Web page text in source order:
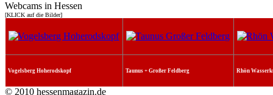
Webcams in Hessen
[KLICK auf die Bilder]
Vogelsberg Hoherodskopf Taunus + Großer Feldberg Rhön
© 2010 hessenmagazin.de